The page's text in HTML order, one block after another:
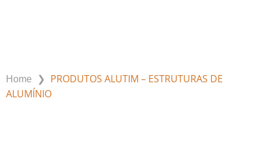
Home ❯ PRODUTOS ALUTIM – ESTRUTURAS DE
ALUMÍNIO